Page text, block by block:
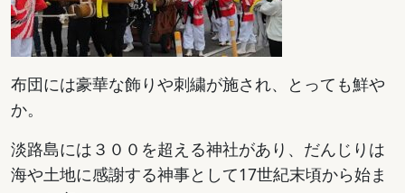
布団には豪華な飾りや刺繍が施され、とっても鮮や
か。
淡路島には３００を超える神社があり、だんじりは
海や土地に感謝する神事として17世紀末頃から始ま